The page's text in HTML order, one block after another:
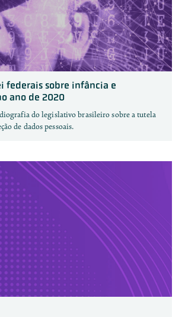
federais sobre infância e
ano de 2020
do legislativo brasileiro sobre a tutela
de dados pessoais.